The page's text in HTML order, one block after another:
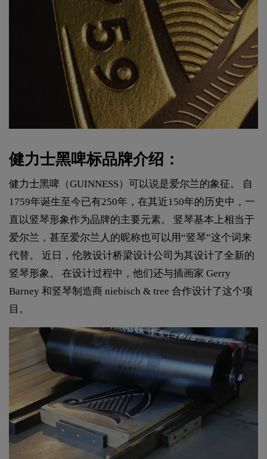
健力士黑啤标品牌介绍：
健力士黑啤（GUINNESS）可以说是爱尔兰的象征。 自
1759年诞生至今已有250年，在其近150年的历史中，一
直以竖琴形象作为品牌的主要元素。 竖琴基本上相当于
爱尔兰，甚至爱尔兰人的昵称也可以用“竖琴”这个词来
代替。 近日，伦敦设计桥梁设计公司为其设计了全新的
竖琴形象。 在设计过程中，他们还与插画家 Gerry
Barney 和竖琴制造商 niebisch & tree 合作设计了这个项
目。